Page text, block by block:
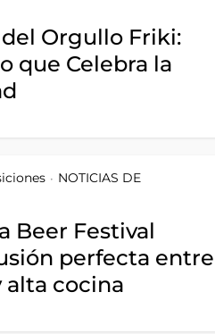
del Orgullo Friki:
que Celebra la
• NOTICIAS DE
Beer Festival
perfecta entre
alta cocina